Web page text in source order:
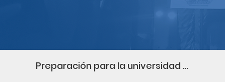
Preparación para la universidad y la carrera